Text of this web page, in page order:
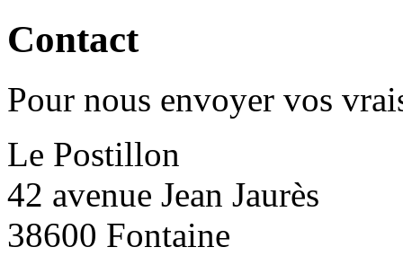
Contact
Pour nous envoyer vos
Le Postillon
42 avenue Jean Jaurès
38600 Fontaine